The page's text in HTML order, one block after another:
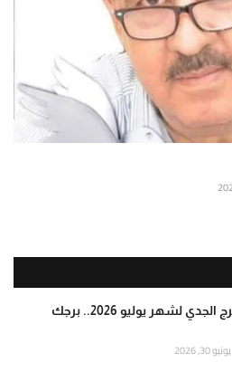
توقعات برج الجدي لشهر يوليو 2026.. برجك
يونيو 30, 2026